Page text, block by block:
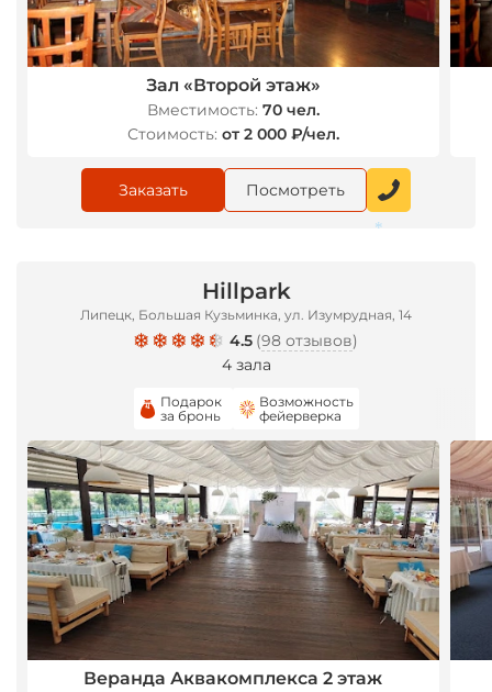
Зал «Второй этаж»
Вместимость: 70 чел.
Стоимость: от 2 000 ₽/чел.
Заказать Посмотреть
Hillpark
Липецк, Большая Кузьминка, ул. Изумрудная, 14
4.5 (98 отзывов)
4 зала
Подарок
за бронь
Возможность
фейерверка
Веранда Аквакомплекса 2 этаж